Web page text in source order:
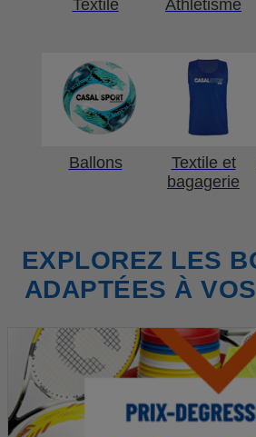
Textile Athlétisme
Ballons
Textile et
bagagerie
EXPLOREZ LES
ADAPTÉES À